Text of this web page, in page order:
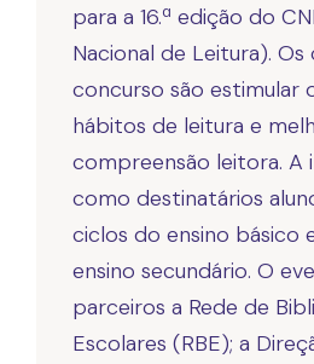
para a 16.ª edição do
Nacional de Leitura).
concurso são estimular
hábitos de leitura e
compreensão leitora. A
como destinatários
ciclos do ensino básico
ensino secundário. O
parceiros a Rede de
Escolares (RBE); a